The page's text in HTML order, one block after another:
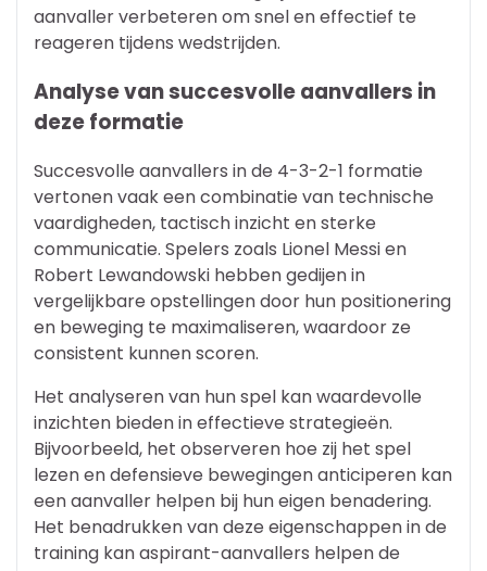
aanvaller verbeteren om snel en effectief te
reageren tijdens wedstrijden.
Analyse van succesvolle aanvallers in
deze formatie
Succesvolle aanvallers in de 4-3-2-1 formatie
vertonen vaak een combinatie van technische
vaardigheden, tactisch inzicht en sterke
communicatie. Spelers zoals Lionel Messi en
Robert Lewandowski hebben gedijen in
vergelijkbare opstellingen door hun positionering
en beweging te maximaliseren, waardoor ze
consistent kunnen scoren.
Het analyseren van hun spel kan waardevolle
inzichten bieden in effectieve strategieën.
Bijvoorbeeld, het observeren hoe zij het spel
lezen en defensieve bewegingen anticiperen kan
een aanvaller helpen bij hun eigen benadering.
Het benadrukken van deze eigenschappen in de
training kan aspirant-aanvallers helpen de